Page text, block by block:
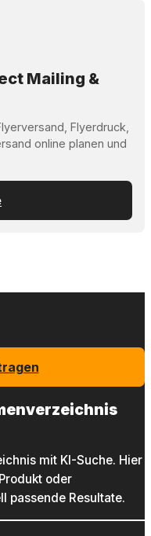
Mailing &
Flyerdruck,
online planen und
mit KI-Suche. Hier
oder
passende Resultate.